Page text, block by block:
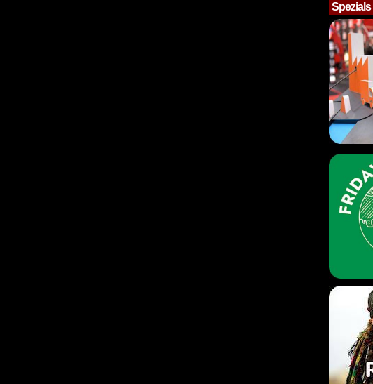
Spezials